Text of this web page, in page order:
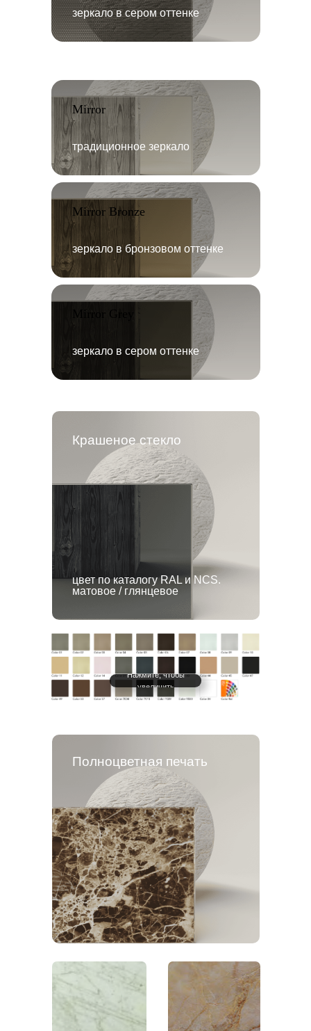
зеркало в сером оттенке
Mirror
традиционное зеркало
Mirror Bronze
зеркало в бронзовом оттенке
Mirror Grey
зеркало в сером оттенке
цвет по каталогу RAL и NCS.
матовое / глянцевое
Крашеное стекло
Нажмите, чтобы
увеличить
Полноцветная печать